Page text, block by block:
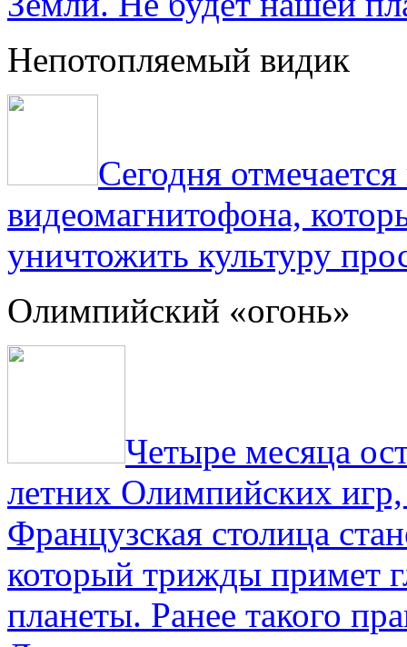
Непотопляемый видик
Сегодня
видеомагнитофона,
уничтожить культуру
Олимпийский «огонь»
Четыре месяца
летних Олимпийских
Французская столица
который трижды примет
планеты. Ранее такого